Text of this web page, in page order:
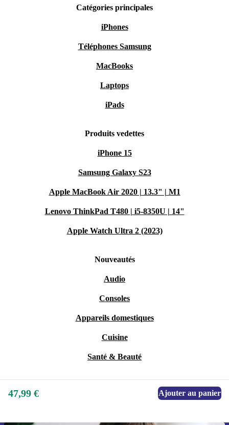
Catégories principales
iPhones
Téléphones Samsung
MacBooks
Laptops
iPads
Produits vedettes
iPhone 15
Samsung Galaxy S23
Apple MacBook Air 2020 | 13.3" | M1
Lenovo ThinkPad T480 | i5-8350U | 14"
Apple Watch Ultra 2 (2023)
Nouveautés
Audio
Consoles
Appareils domestiques
Cuisine
Santé & Beauté
47,99 € Ajouter au panier